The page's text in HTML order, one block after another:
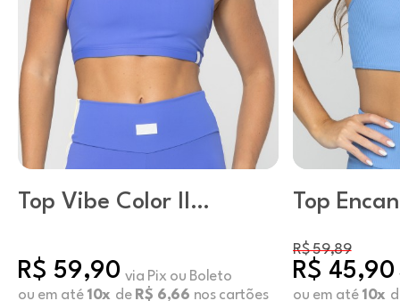
Top Vibe Color II
R$ 59,90 via Pix ou Boleto
ou em até 10x de R$ 6,66 nos cartões
Top
R$ 59,89
R$ 45,90
ou em até 10x